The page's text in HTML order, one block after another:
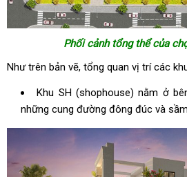
Phối cảnh tổng thể của
Như trên bản vẽ, tổng quan vị trí các
Khu SH (shophouse) nằm ở
những cung đường đông đúc và